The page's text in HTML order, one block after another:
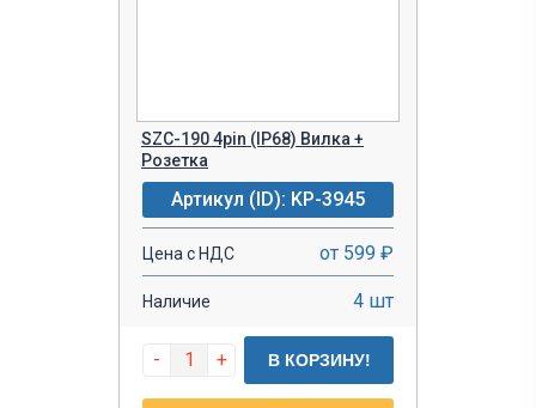
SZC-190 4pin (IP68) Вилка +
Розетка
Артикул (ID): KP-3945
Цена с НДС от 599 ₽
Наличие 4 шт
- + В КОРЗИНУ!